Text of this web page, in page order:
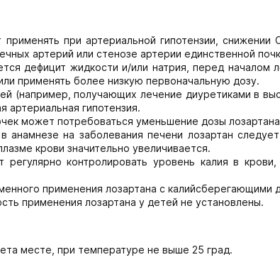
при артериальной гипотензии, снижении
артерий или стенозе артерии единственной
дефицит жидкости и/или натрия, перед
применять более низкую первоначальную дозу.
(например, получающих лечение диуретиками в
артериальная гипотензия.
может потребоваться уменьшение дозы
анамнезе на заболевания печени лозартан
крови значительно увеличивается.
контролировать уровень калия в
применения лозартана с калийсберегающими
применения лозартана у детей не установлены.
месте, при температуре не выше 25 град.